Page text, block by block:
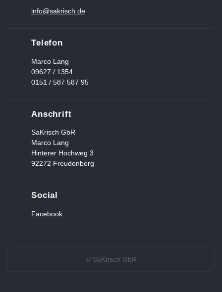
info@sakrisch.de
Telefon
Marco Lang
09627 / 1354
0151 / 587 587 95
Anschrift
SaKrisch GbR
Marco Lang
Hinterer Hochweg 3
92272 Freudenberg
Social
Facebook
© SaKrisch GbR